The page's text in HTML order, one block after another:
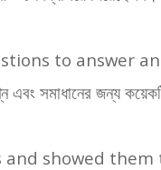
to answer
সমাধানের জন্য
and showed